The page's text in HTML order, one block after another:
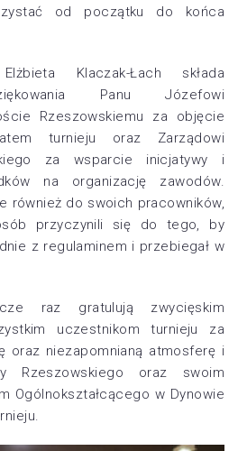
od początku do końca
Klaczak-Łach składa
Panu Józefowi
Rzeszowskiemu za objęcie
turnieju oraz Zarządowi
za wsparcie inicjatywy i
na organizację zawodów.
również do swoich pracowników,
przyczynili się do tego, by
z regulaminem i przebiegał w
raz gratulują zwycięskim
uczestnikom turnieju za
oraz niezapomnianą atmosferę i
Rzeszowskiego oraz swoim
Ogólnokształcącego w Dynowie